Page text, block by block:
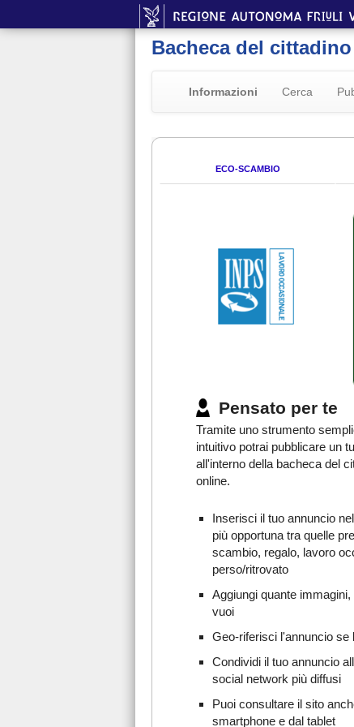
Bacheca del
Informazioni Cerca
ECO-SCAMBIO
Pensato per te
Tramite uno strumento
intuitivo potrai pubblicare un
all'interno della bacheca del
online.
Inserisci il tuo annuncio
più opportuna tra quelle
scambio, regalo, lavoro
perso/ritrovato
Aggiungi quante immagini,
vuoi
Geo-riferisci l'annuncio se
Condividi il tuo annuncio
social network più diffusi
Puoi consultare il sito
smartphone e dal tablet